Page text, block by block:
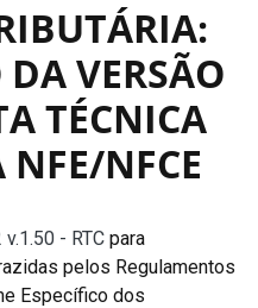
VERSÃO
TÉCNICA
NFCE
- RTC para
pelos Regulamentos
Específico dos